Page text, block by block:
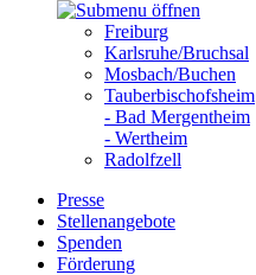
Freiburg
Karlsruhe/Bruchsal
Mosbach/Buchen
Tauberbischofsheim
- Bad Mergentheim
- Wertheim
Radolfzell
Presse
Stellenangebote
Spenden
Förderung